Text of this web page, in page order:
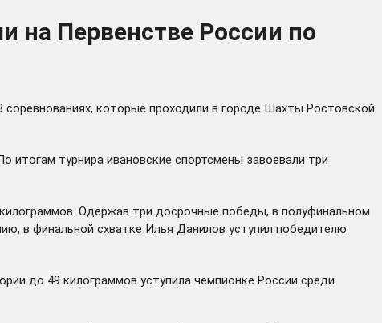
на Первенстве России по
которые проходили в городе Шахты Ростовской
турнира ивановские спортсмены завоевали три
Одержав три досрочные победы, в полуфинальном
в финальной схватке Илья Данилов уступил победителю
до 49 килограммов уступила чемпионке России среди